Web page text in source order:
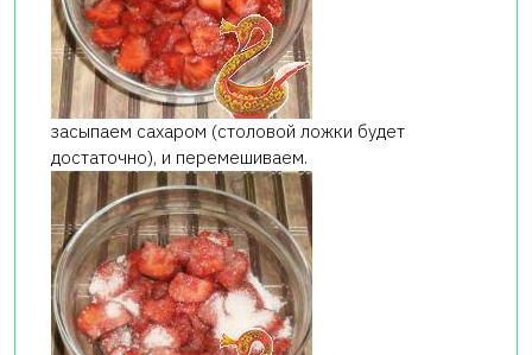
засыпаем сахаром (столовой ложки будет
достаточно), и перемешиваем.